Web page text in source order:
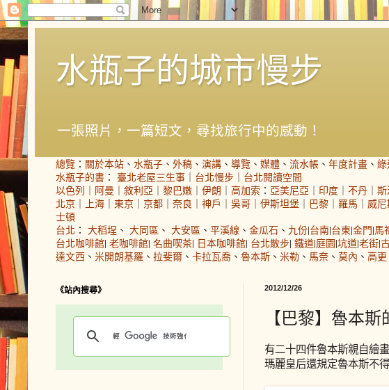
水瓶子的城市慢步
一張照片，一篇短文，尋找旅行中的感動！
總覽 ： 關於本站 、 水瓶子 、 外稿 、 演講 、 導覽 、 媒體 、 流水帳 、 年度計畫 、 綠
水瓶子的書 ： 臺北老屋三生事 ｜ 台北慢步 ｜ 台北閱讀空間
以色列 ｜ 阿曼 ｜ 敘利亞 ｜ 黎巴嫩 ｜ 伊朗 ｜ 高加索 ： 亞美尼亞 ｜ 印度 ｜ 不丹 ｜ 斯
北京 ｜ 上海 ｜ 東京 ｜ 京都 ｜ 奈良 ｜ 神戶 ｜ 吳哥 ｜ 伊斯坦堡 ｜ 巴黎 ｜ 羅馬 ｜ 威
士頓
台北 ： 大稻埕 、 大同區 、 大安區 、 平溪線 、 金瓜石 、 九份|台南|台東|金門|馬
台北咖啡館| 老咖啡館| 名曲喫茶| 日本咖啡館| 台北散步| 鐵道|庭園|坑道|老街|
達文西 、 米開朗基羅 、 拉斐爾 、 卡拉瓦喬 、 魯本斯 、 米勒 、 馬奈 、 莫內 、 高更
2012/12/26
【巴黎】魯本
有二十四件魯本斯親自繪
瑪麗皇后還規定魯本斯不
《站內搜尋》